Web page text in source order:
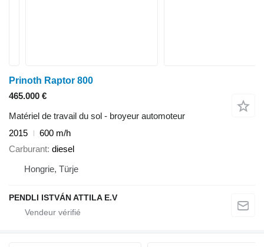
Prinoth Raptor 800
465.000 €
Matériel de travail du sol - broyeur automoteur
2015
600 m/h
Carburant diesel
Hongrie, Türje
PENDLI ISTVÁN ATTILA E.V